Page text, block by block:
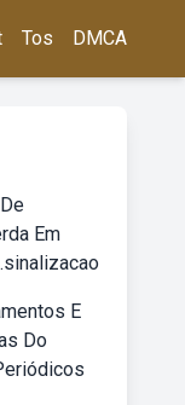
Tos DMCA
Em
E
Do